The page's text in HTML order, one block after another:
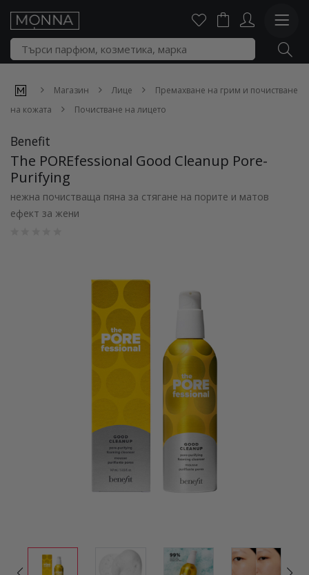
Магазин Лице
Премахване на грим и почистване
на кожата
Почистване на лицето
Benefit
The POREfessional Good Cleanup Pore-
Purifying
нежна почистваща пяна за стягане на порите и матов
ефект за жени